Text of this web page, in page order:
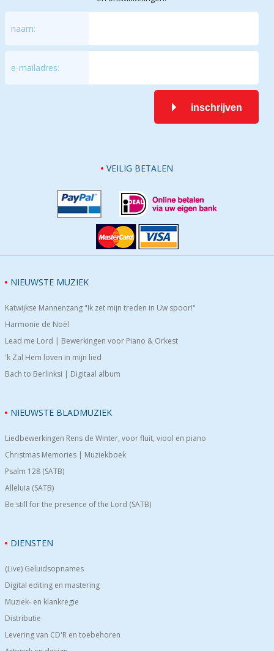
naam:
e-mailadres:
inschrijven
VEILIG BETALEN
NIEUWSTE MUZIEK
Katwijkse Mannenzang "Ik zet mijn treden in Uw spoor!"
Harmonie de Noël
Lead me Lord | Bewerkingen voor Piano & Orkest
'k Zal Hem loven in mijn lied
Bach to Berlinksi | Digitaal album
NIEUWSTE BLADMUZIEK
Liedbewerkingen Rens de Winter, voor fluit, viool en piano
Christmas Memories | Muziekboek
Psalm 128 (SATB)
Alleluia (SATB)
Be still for the presence of the Lord (SATB)
DIENSTEN
(Live) Geluidsopnames
Digital editing en mastering
Muziek- en klankregie
Distributie
Levering van CD'R en toebehoren